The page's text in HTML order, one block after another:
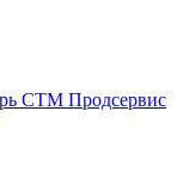
СТМ Продсервис